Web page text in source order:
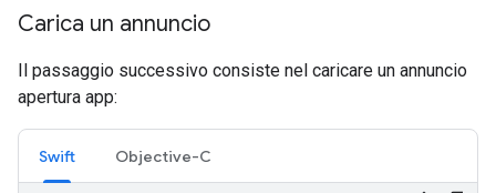
Carica un annuncio
Il passaggio successivo consiste nel caricare un annuncio
apertura app:
Swift Objective-C